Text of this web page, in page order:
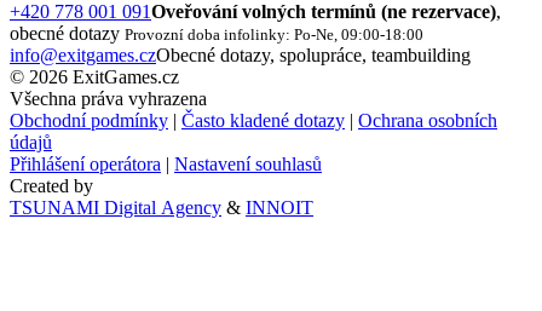
+420 778 001 091Oveřování volných termínů (ne rezervace),
obecné dotazy Provozní doba infolinky: Po-Ne, 09:00-18:00
info@exitgames.czObecné dotazy, spolupráce, teambuilding
© 2026 ExitGames.cz
Všechna práva vyhrazena
Obchodní podmínky | Často kladené dotazy | Ochrana osobních
údajů
Přihlášení operátora | Nastavení souhlasů
Created by
TSUNAMI Digital Agency & INNOIT